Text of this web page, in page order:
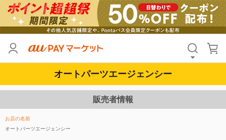
オートパーツエージェンシー
販売者情報
お店の名前
オートパーツエージェンシー